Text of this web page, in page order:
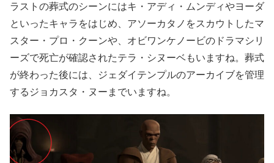
ラストの葬式のシーンにはキ・アディ・ムンディやヨーダ
といったキャラをはじめ、アソーカタノをスカウトしたマ
スター・プロ・クーンや、オビワンケノービのドラマシリ
ーズで死亡が確認されたテラ・シヌーベもいますね。葬式
が終わった後には、ジェダイテンプルのアーカイブを管理
するジョカスタ・ヌーまでいますね。